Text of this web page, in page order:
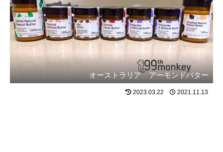
オーストラリア アーモンドバター
2023.03.22 2021.11.13